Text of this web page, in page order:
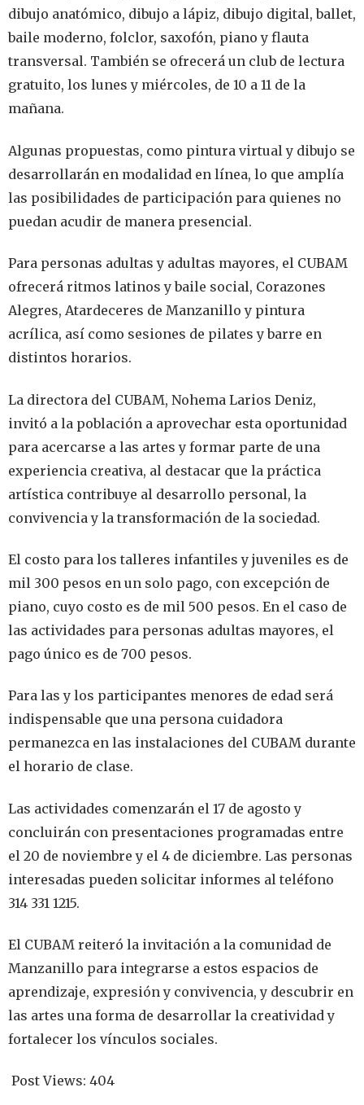
dibujo anatómico, dibujo a lápiz, dibujo digital, ballet,
baile moderno, folclor, saxofón, piano y flauta
transversal. También se ofrecerá un club de lectura
gratuito, los lunes y miércoles, de 10 a 11 de la
mañana.
Algunas propuestas, como pintura virtual y dibujo se
desarrollarán en modalidad en línea, lo que amplía
las posibilidades de participación para quienes no
puedan acudir de manera presencial.
Para personas adultas y adultas mayores, el CUBAM
ofrecerá ritmos latinos y baile social, Corazones
Alegres, Atardeceres de Manzanillo y pintura
acrílica, así como sesiones de pilates y barre en
distintos horarios.
La directora del CUBAM, Nohema Larios Deniz,
invitó a la población a aprovechar esta oportunidad
para acercarse a las artes y formar parte de una
experiencia creativa, al destacar que la práctica
artística contribuye al desarrollo personal, la
convivencia y la transformación de la sociedad.
El costo para los talleres infantiles y juveniles es de
mil 300 pesos en un solo pago, con excepción de
piano, cuyo costo es de mil 500 pesos. En el caso de
las actividades para personas adultas mayores, el
pago único es de 700 pesos.
Para las y los participantes menores de edad será
indispensable que una persona cuidadora
permanezca en las instalaciones del CUBAM durante
el horario de clase.
Las actividades comenzarán el 17 de agosto y
concluirán con presentaciones programadas entre
el 20 de noviembre y el 4 de diciembre. Las personas
interesadas pueden solicitar informes al teléfono
314 331 1215.
El CUBAM reiteró la invitación a la comunidad de
Manzanillo para integrarse a estos espacios de
aprendizaje, expresión y convivencia, y descubrir en
las artes una forma de desarrollar la creatividad y
fortalecer los vínculos sociales.
Post Views: 404